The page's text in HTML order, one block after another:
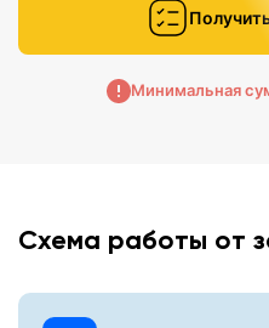
Минимальная
Схема работы от